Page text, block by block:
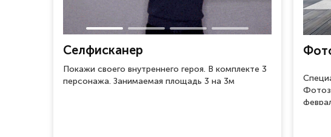
Селфисканер
Покажи своего внутреннего героя. В комплекте 3
персонажа. Занимаемая площадь 3 на 3м